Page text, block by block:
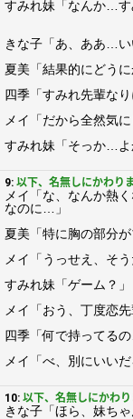
すみれ妹「なんか…す
きな子「あ、ああ…い
夏美「結果的にどうに
四季「すみれ先輩な
メイ「だから全然気に
すみれ妹「そっか…よ
9: 以下、名無しにかわり
メイ「な、なんか熱
なのに…」
夏美「特に胸の部分が
メイ「うっせえ、そ
すみれ妹「ゲーム？」
メイ「おう、丁度恋
四季「何で持ってる
メイ「べ、別にいい
10: 以下、名無しにかわ
きな子「ほら、妹ち